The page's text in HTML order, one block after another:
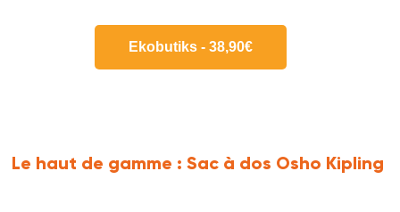
Ekobutiks - 38,90€
Le haut de gamme :Sac à dos Osho Kipling